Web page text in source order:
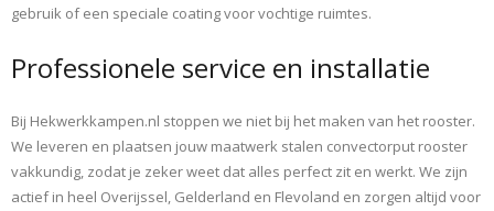
gebruik of een speciale coating voor vochtige ruimtes.
Professionele service en installatie
Bij Hekwerkkampen.nl stoppen we niet bij het maken van het rooster.
We leveren en plaatsen jouw maatwerk stalen convectorput rooster
vakkundig, zodat je zeker weet dat alles perfect zit en werkt. We zijn
actief in heel Overijssel, Gelderland en Flevoland en zorgen altijd voor